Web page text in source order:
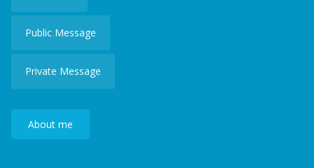
Public Message
Private Message
About me